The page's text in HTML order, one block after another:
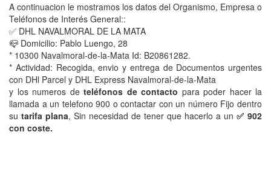
A continuacion le mostramos los datos del Organismo, Empresa o
Teléfonos de Interés General::
✅ DHL NAVALMORAL DE LA MATA
📪 Domicilio: Pablo Luengo, 28
* 10300 Navalmoral-de-la-Mata Id: B20861282.
* Actividad: Recogida, envio y entrega de Documentos urgentes
con DHl Parcel y DHL Express Navalmoral-de-la-Mata
y los numeros de teléfonos de contacto para poder hacer la
llamada a un telefono 900 o contactar con un número Fijo dentro
su tarifa plana, Sin necesidad de tener que hacerlo a un ✅ 902
con coste.